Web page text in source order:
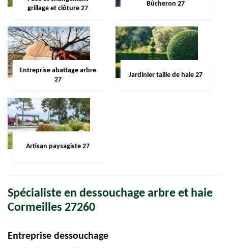
grillage et clôture 27
Bûcheron 27
Entreprise abattage arbre
27
Jardinier taille de haie 27
Artisan paysagiste 27
Spécialiste en dessouchage arbre et haie
Cormeilles 27260
Entreprise dessouchage